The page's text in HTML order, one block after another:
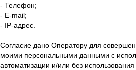
- Телефон;
- E-mail;
- IP-адрес.
Согласие дано Оператору для
моими персональными данными с
автоматизации и/или без использования